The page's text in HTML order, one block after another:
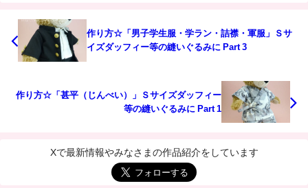
作り方☆「男子学生服・学ラン・詰襟・軍服」Ｓサ
イズダッフィー等の縫いぐるみに Part 3
作り方☆「甚平（じんべい）」Ｓサイズダッフィー
等の縫いぐるみに Part 1
Xで最新情報やみなさまの作品紹介をしています